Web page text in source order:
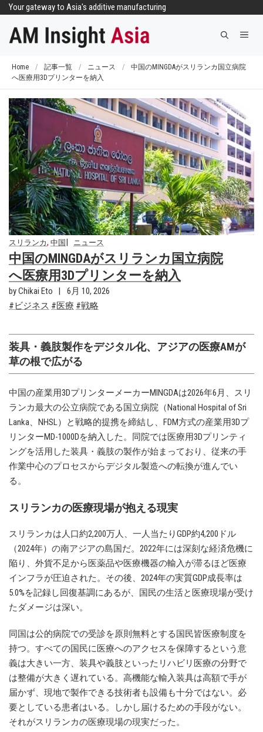
Your gateway to Asia's additive manufacturing
メ
Home / 記事一覧 / ニュース /
中国のMINGDAがスリランカ国立病院
へ医療用3Dプリンターを納入
スリランカ, 中国 ニュース
中国のMINGDAがスリランカ国立病院
へ医療用3Dプリンターを納入
by Chikai Eto
6月 10, 2026
ビジネス
医療 戦略
装具・義肢製作をデジタル化、アジアの医療AMが
草の根で広がる
中国の産業用3DプリンターメーカーMINGDAは2026年6月、スリ
ランカ最大の公立病院である国立病院（National Hospital of Sri
Lanka、NHSL）と戦略的提携を締結し、FDM方式の産業用3Dプ
リンターMD-1000Dを納入した。同院では医療用3Dプリンティ
ングを活用した装具・義肢の製作が始まっており、従来の手
作業中心のプロセスからデジタル製造への転換が進んでい
る。
スリランカの医療現場が抱える現実
スリランカは人口約2,200万人、一人当たりGDP約4,200ドル
（2024年）の南アジアの島国だ。2022年には深刻な経済危機に
陥り、外貨不足から医薬品や医療機器の輸入が滞るほど医療
インフラが圧迫された。その後、2024年の実質GDP成長率は
5.0%を記録し回復基調にあるが、国民の生活と医療現場が受け
たダメージは深い。
同国は公的病院での受診を原則無料とする国民皆医療制度を
持つ。すべての国民に医療へのアクセスを保障するという意
義は大きい一方、装具や義肢といったリハビリ医療の分野で
は整備が大きく遅れている。高機能な輸入装具は高額で手が
届かず、現地で製作できる技術者も設備も十分ではない。必
要としている患者はいる。しかし届けるための手段がない。
それがスリランカの医療現場の現実だった。